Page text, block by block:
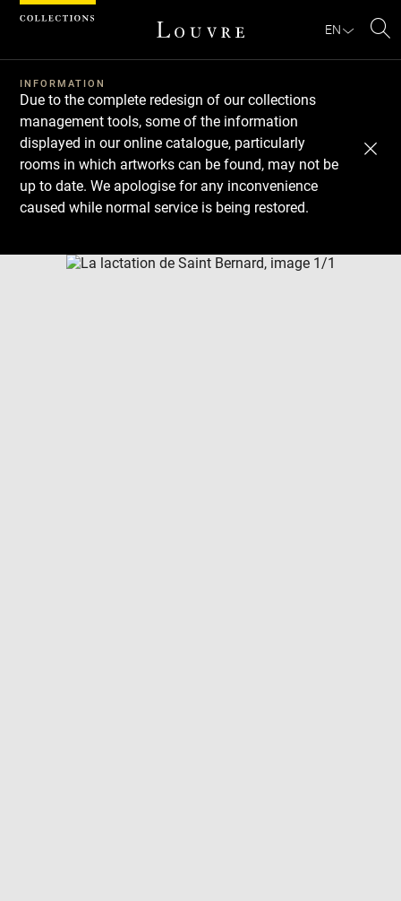
EN
INFORMATION
Due to the complete redesign of our collections
management tools, some of the information
displayed in our online catalogue, particularly
rooms in which artworks can be found, may not be
up to date. We apologise for any inconvenience
caused while normal service is being restored.
Download
Next
Previous
Cookies management panel